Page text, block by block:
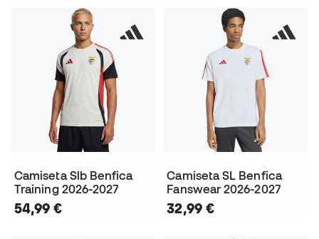
Camiseta Slb Benfica
Training 2026-2027
54,99 €
Camiseta SL Benfica
Fanswear 2026-2027
32,99 €